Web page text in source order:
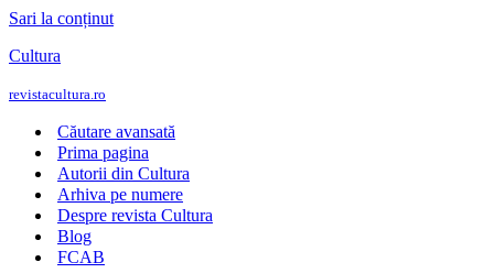
Sari la conținut
Cultura
revistacultura.ro
Căutare avansată
Prima pagina
Autorii din Cultura
Arhiva pe numere
Despre revista Cultura
Blog
FCAB